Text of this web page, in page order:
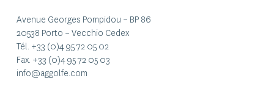
Avenue Georges Pompidou – BP 86
20538 Porto – Vecchio Cedex
Tél. +33 (0)4 95 72 05 02
Fax. +33 (0)4 95 72 05 03
info@aggolfe.com